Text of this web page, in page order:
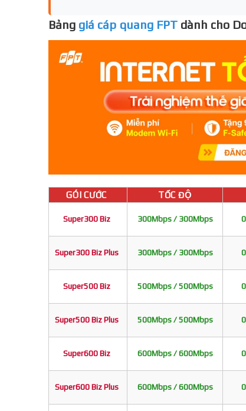
Bảng giá cáp quang FPT dành cho
GÓI CƯỚC TỐC ĐỘ
Super300 Biz 300Mbps / 300Mbps
Super300 Biz Plus 300Mbps / 300Mbps
Super500 Biz 500Mbps / 500Mbps
Super500 Biz Plus 500Mbps / 500Mbps
Super600 Biz 600Mbps / 600Mbps
Super600 Biz Plus 600Mbps / 600Mbps